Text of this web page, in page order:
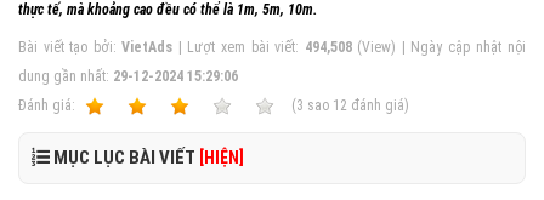
thực tế, mà khoảng cao đều có thể là 1m, 5m, 10m.
Bài viết tạo bởi:VietAds | Lượt xem bài viết: 494,508(View) | Ngày cập nhật nội
dung gần nhất: 29-12-2024 15:29:06
Ðánh giá:
(3 sao 12 đánh giá)
MỤC LỤC BÀI VIẾT [HIỆN]